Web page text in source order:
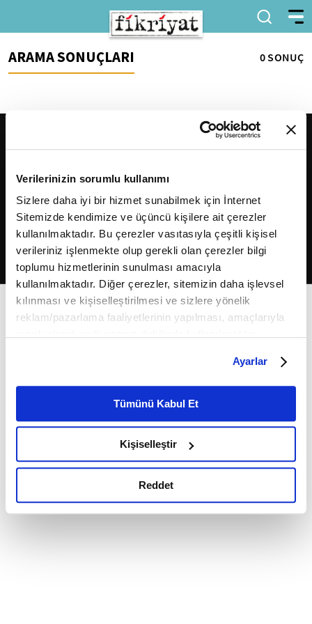
Verilerinizin sorumlu kullanımı
Sizlere daha iyi bir hizmet sunabilmek için İnternet
Sitemizde kendimize ve üçüncü kişilere ait çerezler
kullanılmaktadır. Bu çerezler vasıtasıyla çeşitli kişisel
verileriniz işlenmekte olup gerekli olan çerezler bilgi
toplumu hizmetlerinin sunulması amacıyla
kullanılmaktadır. Diğer çerezler, sitemizin daha işlevsel
kılınması ve kişiselleştirilmesi ve sizlere yönelik
reklam/pazarlama faaliyetlerinin yapılması, amaçlarıyla
belirleyebilirsiniz. Çerezlere ilişkin detaylı bilgi için
Ayarlar butonuna tıklayabilir,Çerez Bilgilendirme
Metnimizi ziyaret edebilirsiniz.
6698 sayılı Kişisel Verilerin Korunması Kanunu uyarınca
okumak ve sitemizi ziyaretiniz kapsamında
gerçekleştirilen veri işleme faaliyetleri ile ilgili daha
detaylı bilgi almak için lütfentıklayınız.
Ayarlar
Tümünü Kabul Et
Kişiselleştir
Reddet
ARAMA SONUÇLARI 0 SONUÇ
2026Fikriyat. Tüm hakları saklıdır.